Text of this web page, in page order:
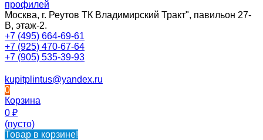
Москва, г. Реутов ТК Владимирский Тракт", павильон 27-
В, этаж-2.
+7 (495) 664-69-61
+7 (925) 470-67-64
+7 (905) 535-39-93
kupitplintus@yandex.ru
0
Корзина
0 ₽
(пусто)
Товар в корзине!